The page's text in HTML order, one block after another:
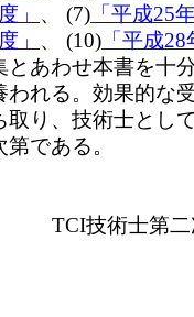
」 、 (7) 「平成25
」 、 (10) 「平成
とあわせ本書を十
われる。効果的な
取り、技術士とし
である。
TCI技術士第